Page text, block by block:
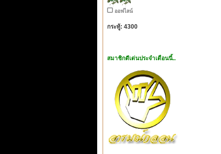
ออฟไลน์
กระทู้: 4300
สมาชิกดีเด่นประจำเดือนนี้..